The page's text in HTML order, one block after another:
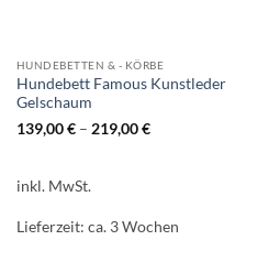
HUNDEBETTEN & - KÖRBE
Hundebett Famous Kunstleder
Gelschaum
139,00€– 219,00€
inkl. MwSt.
Lieferzeit: ca. 3 Wochen